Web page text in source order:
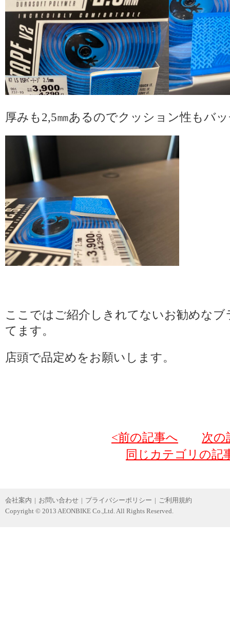
厚みも2,5㎜あるのでクッション性もバ
ここではご紹介しきれてないお勧めな
てます。
店頭で品定めをお願いします。
<前の記事へ
次の
同じカテゴリの記
会社案内 | お問い合わせ | プライバシーポリシー | ご利用規約
Copyright © 2013 AEONBIKE Co.,Ltd. All Rights Reserved.